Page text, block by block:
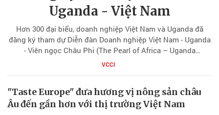
Uganda - Việt Nam
Hơn 300 đại biểu, doanh nghiệp Việt Nam và Uganda đã
đăng ký tham dự Diễn đàn Doanh nghiệp Việt Nam - Uganda
- Viên ngọc Châu Phi (The Pearl of Africa – Uganda
Business Forum & Expo Vietnam Chapter), cho thấy sức hút
và thương mại thực chất giữa Việt Nam và Uganda.
VCCI
"Taste Europe" đưa hương vị nông sản châu
Âu đến gần hơn với thị trường Việt Nam